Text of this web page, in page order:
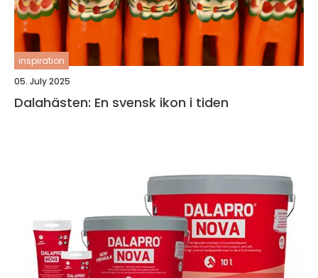
inspiration
05. July 2025
Dalahästen: En svensk ikon i tiden